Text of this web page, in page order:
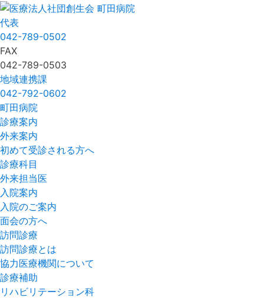
代表
042-789-0502
FAX
042-789-0503
地域連携課
042-792-0602
町田病院
診療案内
外来案内
初めて受診される方へ
診療科目
外来担当医
入院案内
入院のご案内
面会の方へ
訪問診療
訪問診療とは
協力医療機関について
診療補助
リハビリテーション科